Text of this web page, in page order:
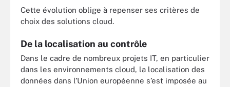
Cette évolution oblige à repenser ses critères de
choix des solutions cloud.
De la localisation au contrôle
Dans le cadre de nombreux projets IT, en particulier
dans les environnements cloud, la localisation des
données dans l’Union européenne s’est imposée au